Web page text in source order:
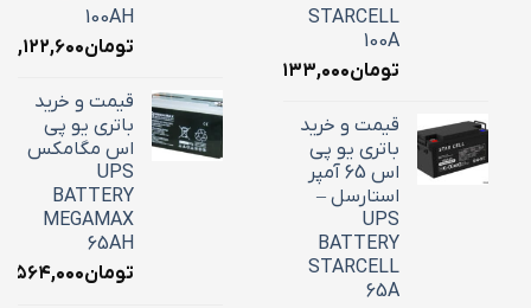
STARCELL
100A
تومان۳۴,۱۳۳,۰۰۰
قیمت و خرید
باتری یو پی
اس 65 آمپر
استارسل –
UPS
BATTERY
STARCELL
65A
100AH
تومان
قیمت و خرید
باتری یو پی
اس مگامکس
UPS
BATTERY
MEGAMAX
65AH
تومان